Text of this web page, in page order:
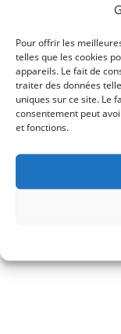
Pour offrir les
telles que les cookies
appareils. Le fait de
traiter des données
uniques sur ce site. Le
consentement peut
et fonctions.
Maria Augusta
Mis en